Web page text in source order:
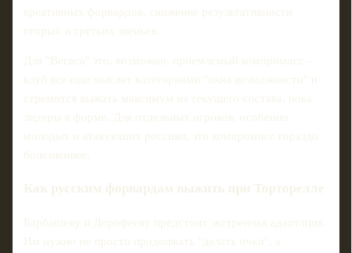
креативных форвардов, снижение результативности
вторых и третьих звеньев.
Для "Вегаса" это, возможно, приемлемый компромисс -
клуб все еще мыслит категориями "окна возможности" и
стремится выжать максимум из текущего состава, пока
лидеры в форме. Для отдельных игроков, особенно
молодых и атакующих россиян, это компромисс гораздо
болезненнее.
Как русским форвардам выжить при Торторелле
Барбашеву и Дорофееву предстоит экстренная адаптация.
Им нужно не просто продолжать "делать очки", а